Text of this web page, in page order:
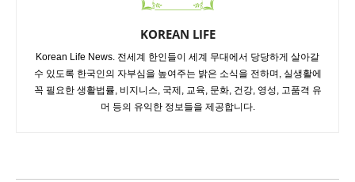
KOREAN LIFE
Korean Life News. 전세계 한인들이 세계 무대에서 당당하게 살아갈
수 있도록 한국인의 자부심을 높여주는 밝은 소식을 전하며, 실생활에
꼭 필요한 생활법률, 비지니스, 국제, 교육, 문화, 건강, 영성, 고품격 유
머 등의 유익한 정보들을 제공합니다.